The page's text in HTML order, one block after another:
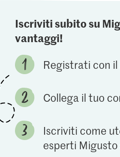
Iscriviti subito su
vantaggi!
Registrati con
Collega il tuo
Iscriviti come
esperti